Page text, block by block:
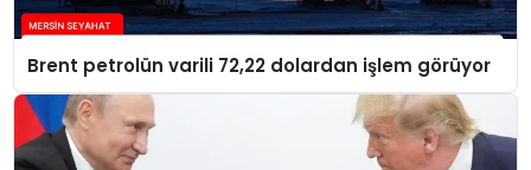
Brent petrolün varili 72,22 dolardan işlem görüyor